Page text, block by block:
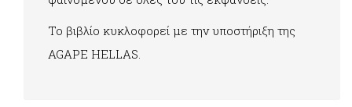
Το βιβλίο κυκλοφορεί με την υποστήριξη της
AGAPE HELLAS.